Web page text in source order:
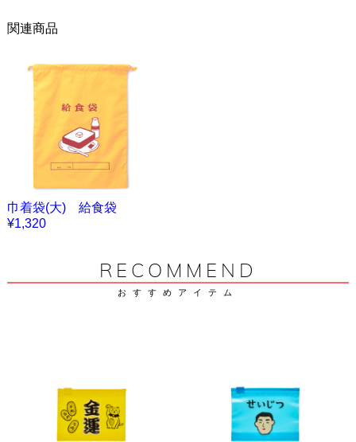
関連商品
巾着袋(大) 給食袋
¥1,320
RECOMMEND
おすすめアイテム